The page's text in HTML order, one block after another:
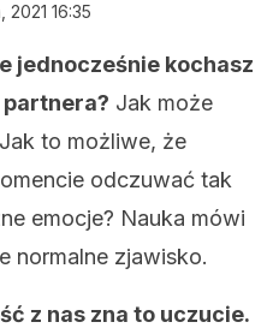
2021 16:35
jednocześnie kochasz
Jak może
to możliwe, że
odczuwać tak
emocje? Nauka mówi
normalne zjawisko.
z nas zna to uczucie.